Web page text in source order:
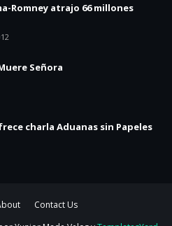
Romney atrajo 66 millones
Señora
charla Aduanas sin Papeles
Contact Us